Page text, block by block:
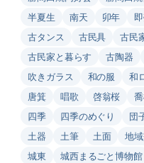
半夏生
南天 卯年
古タンス
古民具 古民
古民家と暮らす
古陶器
吹きガラス
和の服 和
唐箕
唱歌 啓翁桜
四季
四季のめぐり 団
土器
土筆 土面 地
城東
城西まるごと博物館